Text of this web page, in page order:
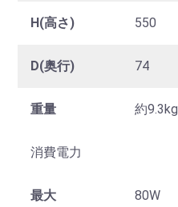
H(高さ) 550
D(奥行) 74
重量 約9.3kg
消費電力
最大 80W